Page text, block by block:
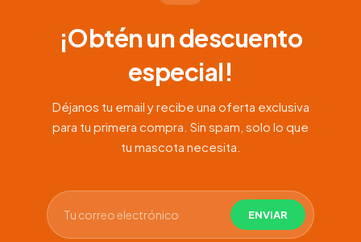
¡Obtén un descuento
especial!
Déjanos tu email y recibe una oferta exclusiva
para tu primera compra. Sin spam, solo lo que
tu mascota necesita.